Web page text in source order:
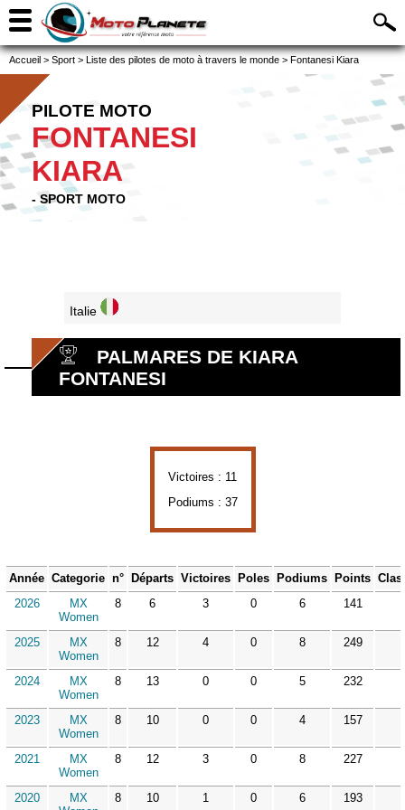
Accueil > Sport > Liste des pilotes de moto à travers le monde > Fontanesi Kiara
PILOTE MOTO
FONTANESI
KIARA
- SPORT MOTO
Italie
PALMARES DE KIARA
FONTANESI
Victoires : 11
Podiums : 37
Année Categorie n° Départs Victoires Poles Podiums Points
2026
MX
Women
8 6 3 0 6 141
2025
MX
Women
8 12 4 0 8 249
2024
MX
Women
8 13 0 0 5 232
2023
MX
Women
8 10 0 0 4 157
2021
MX
Women
8 12 3 0 8 227
2020
MX
8 10 1 0 6 193